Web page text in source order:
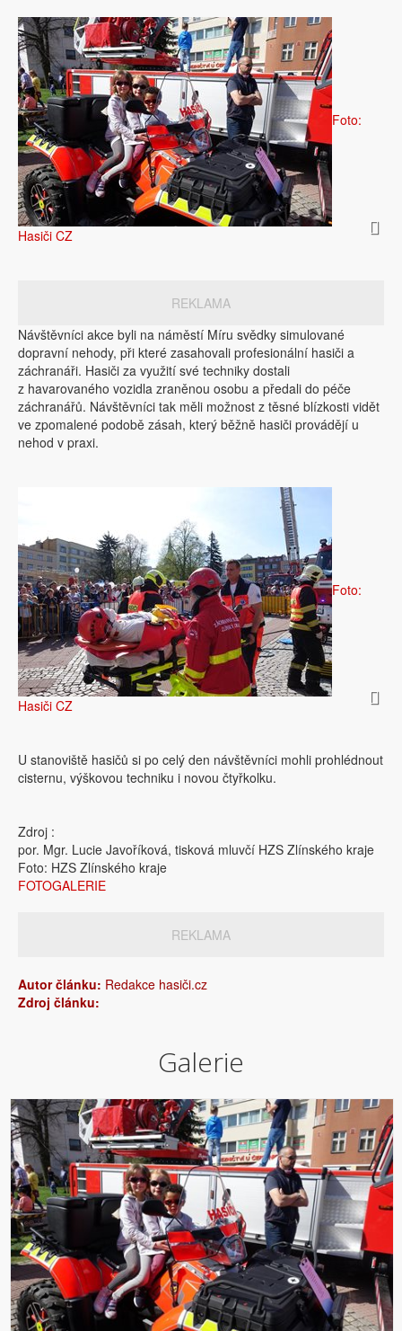
Foto:
Hasiči CZ
REKLAMA
Návštěvníci akce byli na náměstí Míru svědky simulované
dopravní nehody, při které zasahovali profesionální hasiči a
záchranáři. Hasiči za využití své techniky dostali
z havarovaného vozidla zraněnou osobu a předali do péče
záchranářů. Návštěvníci tak měli možnost z těsné blízkosti vidět
ve zpomalené podobě zásah, který běžně hasiči provádějí u
nehod v praxi.
Foto:
Hasiči CZ
U stanoviště hasičů si po celý den návštěvníci mohli prohlédnout
cisternu, výškovou techniku i novou čtyřkolku.
Zdroj :
por. Mgr. Lucie Javoříková, tisková mluvčí HZS Zlínského kraje
Foto: HZS Zlínského kraje
FOTOGALERIE
REKLAMA
Autor článku: Redakce hasiči.cz
Zdroj článku:
Galerie